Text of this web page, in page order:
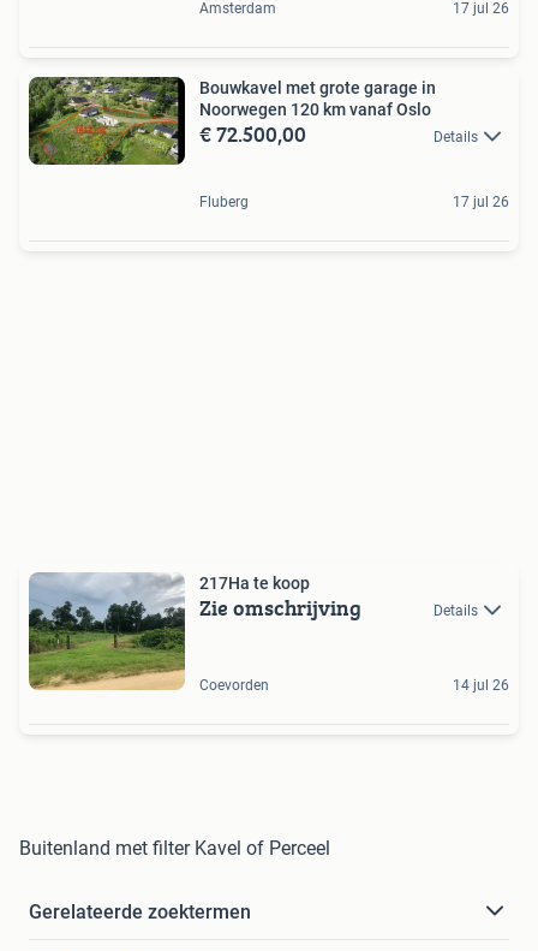
Amsterdam 17 jul 26
Bouwkavel met grote garage in
Noorwegen 120 km vanaf Oslo
€ 72.500,00 Details
Fluberg 17 jul 26
217Ha te koop
Zie omschrijving Details
Coevorden 14 jul 26
Buitenland met filter Kavel of Perceel
Gerelateerde zoektermen